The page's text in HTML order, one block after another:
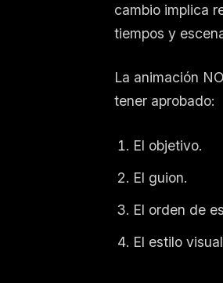
cambio implica
tiempos y
La animación
tener aprobado:
El objetivo.
El guion.
El orden de
El estilo